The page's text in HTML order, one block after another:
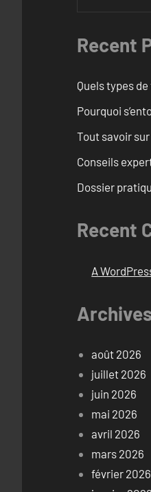
Recent
Quels types
Pourquoi
Tout savoir
Conseils
Dossier
Recent
A
août 2026
juillet 2026
juin 2026
mai 2026
avril 2026
mars 2026
février 2026